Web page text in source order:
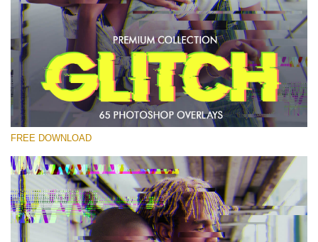
Please select
Free PNG Overlay #28
Small 800*533px
Glitch Effect
(65 Overlays)
Light Sparkling
(740 Overlays)
Large 6000*4000px
FREE DOWNLOAD